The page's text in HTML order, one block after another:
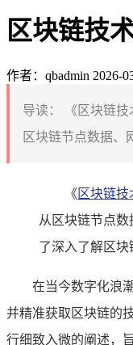
区块链技
作者：qbadmin 2026-
导读：
《区块链
区块链节点数据、
《 区块链技
从区块链节点
了深入了解区块
在当今数字化浪
并精准获取区块链的
行细致入微的阐述，